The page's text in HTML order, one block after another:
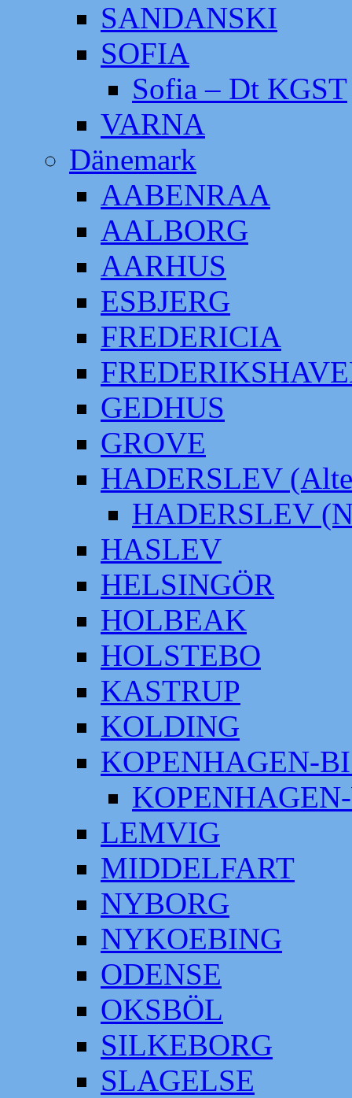
SANDANSKI
SOFIA
Sofia – Dt KGST
VARNA
Dänemark
AABENRAA
AALBORG
AARHUS
ESBJERG
FREDERICIA
GEDHUS
GROVE
HADERSLEV
HADERSLEV
HASLEV
HELSINGÖR
HOLBEAK
HOLSTEBO
KASTRUP
KOLDING
KOPENHAGEN-
LEMVIG
MIDDELFART
NYBORG
NYKOEBING
ODENSE
OKSBÖL
SILKEBORG
SLAGELSE